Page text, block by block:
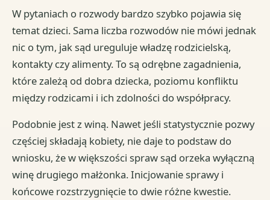
W pytaniach o rozwody bardzo szybko pojawia się
temat dzieci. Sama liczba rozwodów nie mówi jednak
nic o tym, jak sąd ureguluje władzę rodzicielską,
kontakty czy alimenty. To są odrębne zagadnienia,
które zależą od dobra dziecka, poziomu konfliktu
między rodzicami i ich zdolności do współpracy.
Podobnie jest z winą. Nawet jeśli statystycznie pozwy
częściej składają kobiety, nie daje to podstaw do
wniosku, że w większości spraw sąd orzeka wyłączną
winę drugiego małżonka. Inicjowanie sprawy i
końcowe rozstrzygnięcie to dwie różne kwestie.